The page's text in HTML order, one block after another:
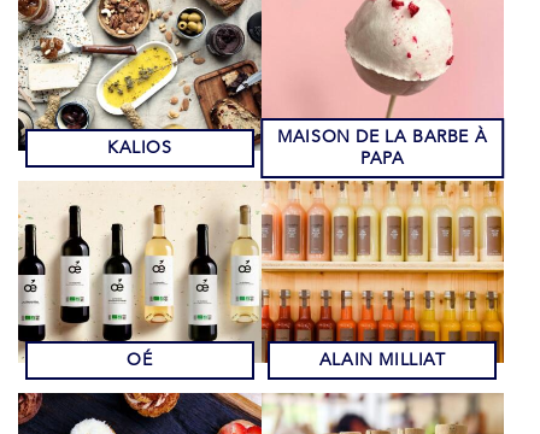
KALIOS
MAISON DE LA BARBE À
PAPA
OÉ ALAIN MILLIAT